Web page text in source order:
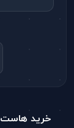
خرید هاست